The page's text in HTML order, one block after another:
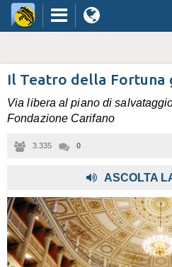
Il Teatro della Fortuna
Via libera al piano di
Fondazione Carifano
3.335 0
ASCOLTA